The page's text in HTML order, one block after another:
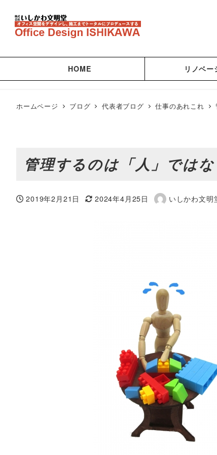
HOME リノベー
ホームページ ブログ 代表者ブログ 仕事のあれこれ
管理するのは「人」では
投稿日
2019年2月21日
更新日
2024年4月25日
著
いしかわ文明